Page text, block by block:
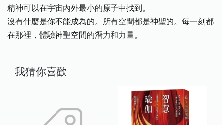
精神可以在宇宙內外最小的原子中找到。
沒有什麼是你不能成為的。所有空間都是神聖的。每一刻都
在那裡，體驗神聖空間的潛力和力量。
我猜你喜歡